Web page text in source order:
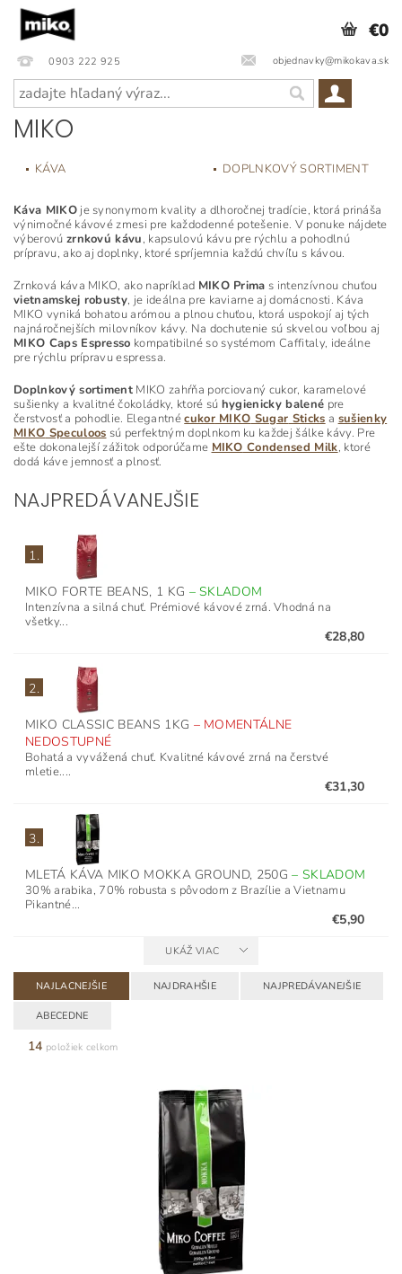
0903 222 925 objednavky@mikokava.sk
€0
MIKO
KÁVA DOPLNKOVÝ SORTIMENT
Káva MIKOje synonymom kvality a dlhoročnej tradície, ktorá prináša
výnimočné kávové zmesi pre každodenné potešenie. V ponuke nájdete
výberovú zrnkovú kávu, kapsulovú kávu pre rýchlu a pohodlnú
prípravu, ako aj doplnky, ktoré spríjemnia každú chvíľu s kávou.
Zrnková káva MIKO, ako napríklad MIKO Prima s intenzívnou chuťou
vietnamskej robusty, je ideálna pre kaviarne aj domácnosti. Káva
MIKO vyniká bohatou arómou a plnou chuťou, ktorá uspokojí aj tých
najnáročnejších milovníkov kávy. Na dochutenie sú skvelou voľbou aj
MIKO Caps Espresso kompatibilné so systémom Caffitaly, ideálne
pre rýchlu prípravu espressa.
Doplnkový sortiment MIKO zahŕňa porciovaný cukor, karamelové
sušienky a kvalitné čokoládky, ktoré sú hygienicky balené pre
čerstvosť a pohodlie. ElegantnécukorMIKO Sugar Sticks a sušienky
MIKO Speculoos sú perfektným doplnkom ku každej šálke kávy. Pre
ešte dokonalejší zážitok odporúčame MIKO Condensed Milk, ktoré
dodá káve jemnosť a plnosť.
NAJPREDÁVANEJŠIE
1.
MIKO FORTE BEANS, 1 KG –SKLADOM
Intenzívna a silná chuť. Prémiové kávové zrná. Vhodná na
všetky...
€28,80
2.
MIKO CLASSIC BEANS 1KG – MOMENTÁLNE
NEDOSTUPNÉ
Bohatá a vyvážená chuť. Kvalitné kávové zrná na čerstvé
mletie....
€31,30
3.
MLETÁ KÁVA MIKO MOKKA GROUND, 250G– SKLADOM
30% arabika, 70% robusta s pôvodom z Brazílie a Vietnamu
Pikantné...
€5,90
UKÁŽ VIAC
NAJLACNEJŠIE NAJDRAHŠIE NAJPREDÁVANEJŠIE
ABECEDNE
14 položiek celkom